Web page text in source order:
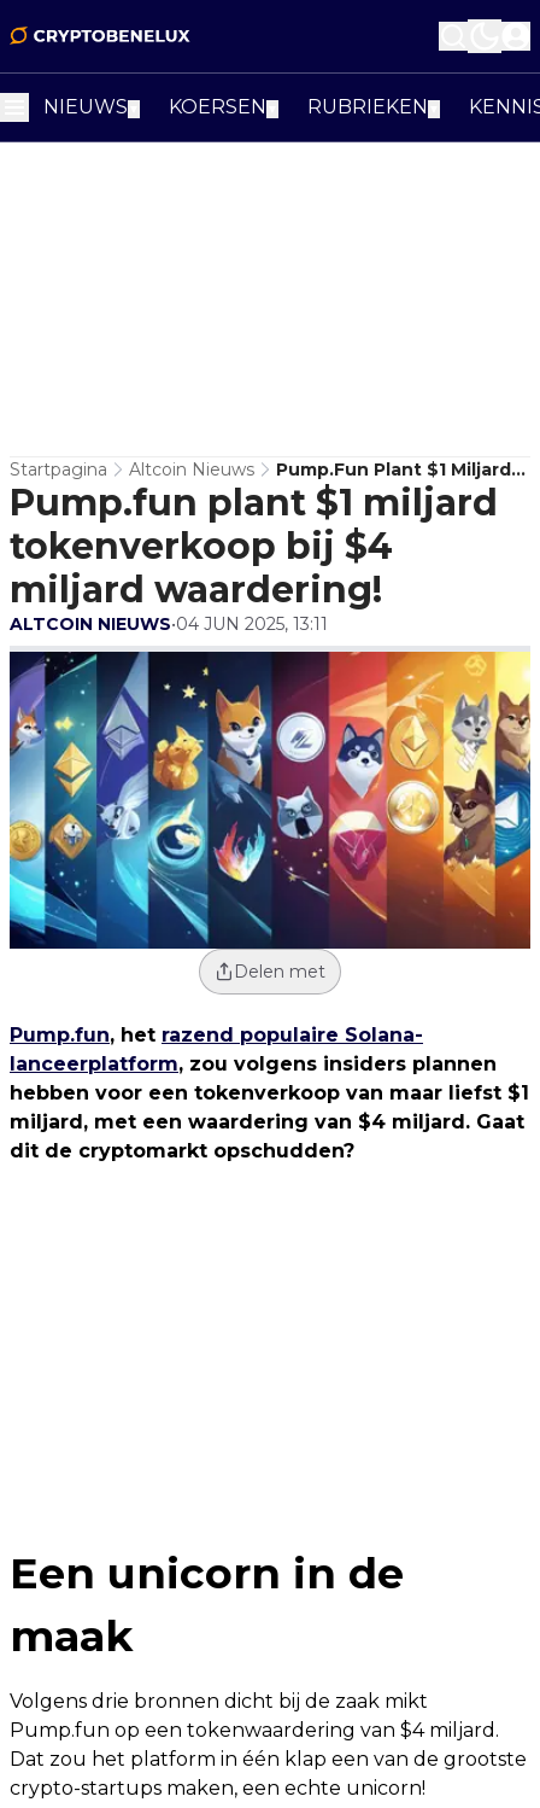
NIEUWS KOERSEN RUBRIEKEN
Startpagina Altcoin Nieuws
Pump.fun Plant $1 Miljard
Tokenverkoop Bij $4
Miljard Waardering!
Pump.fun plant $1 miljard
tokenverkoop bij $4
miljard waardering!
ALTCOIN NIEUWS•04 JUN 2025, 13:11
Delen met
Pump.fun, het razend populaire Solana-
lanceerplatform, zou volgens insiders plannen
hebben voor een tokenverkoop van maar liefst $1
miljard, met een waardering van $4 miljard. Gaat
dit de cryptomarkt opschudden?
Een unicorn in de
maak
Volgens drie bronnen dicht bij de zaak mikt
Pump.fun op een tokenwaardering van $4 miljard.
Dat zou het platform in één klap een van de grootste
crypto-startups maken, een echte unicorn!